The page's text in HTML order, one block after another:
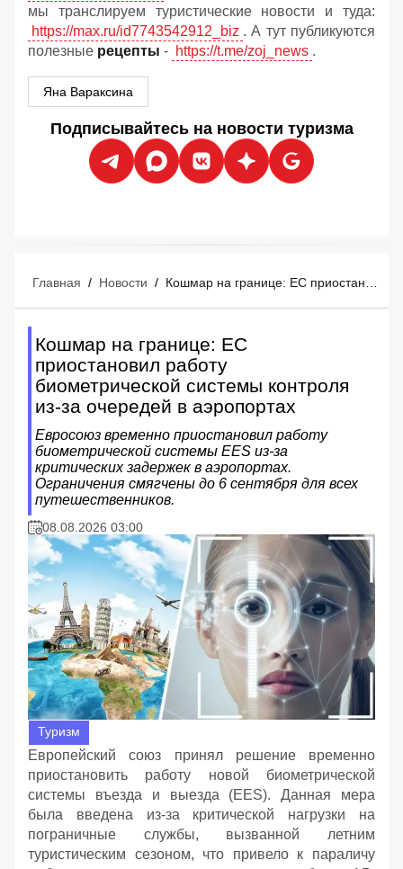
мы транслируем туристические новости и туда:
https://max.ru/id7743542912_biz . А тут публикуются
полезные рецепты - https://t.me/zoj_news .
Яна Вараксина
Подписывайтесь на новости туризма
Главная / Новости /
Кошмар на границе: ЕС
приостановил работу
биометрической системы контроля
из-за очередей в аэропортах
Евросоюз временно приостановил работу
биометрической системы EES из-за
критических задержек в аэропортах.
Ограничения смягчены до 6 сентября для всех
путешественников.
08.08.2026 03:00
Туризм
Европейский союз принял решение временно
приостановить работу новой биометрической
системы въезда и выезда (EES). Данная мера
была введена из-за критической нагрузки на
пограничные службы, вызванной летним
туристическим сезоном, что привело к параличу